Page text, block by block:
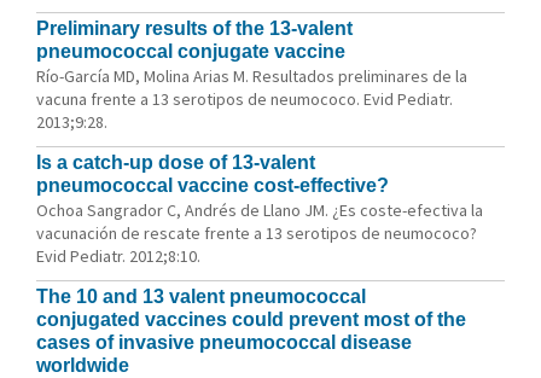
Preliminary results of the 13-valent
pneumococcal conjugate vaccine
Río-García MD, Molina Arias M. Resultados preliminares de la
vacuna frente a 13 serotipos de neumococo. Evid Pediatr.
2013;9:28.
Is a catch-up dose of 13-valent
pneumococcal vaccine cost-effective?
Ochoa Sangrador C, Andrés de Llano JM. ¿Es coste-efectiva la
vacunación de rescate frente a 13 serotipos de neumococo?
Evid Pediatr. 2012;8:10.
The 10 and 13 valent pneumococcal
conjugated vaccines could prevent most of the
cases of invasive pneumococcal disease
worldwide